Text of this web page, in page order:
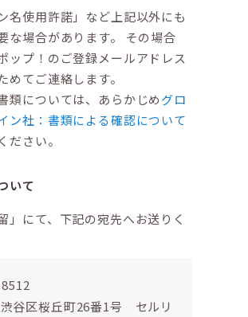
名使用許諾」など上記以外にも
な場合があります。 その場合
ップ！のご登録メールアドレス
めてご連絡します。
類については、あらかじめグロ
ン社：書類による確認について
ださい。
いて
」にて、下記の宛先へお送りく
谷区桜丘町26番1号 セルリ